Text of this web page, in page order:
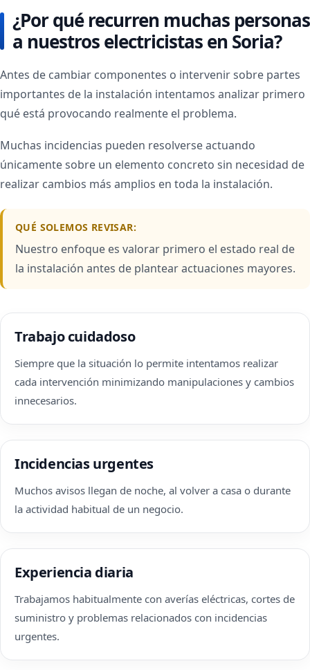
¿Por qué recurren muchas personas
a nuestros electricistas en Soria?
Antes de cambiar componentes o intervenir sobre partes
importantes de la instalación intentamos analizar primero
qué está provocando realmente el problema.
Muchas incidencias pueden resolverse actuando
únicamente sobre un elemento concreto sin necesidad de
realizar cambios más amplios en toda la instalación.
QUÉ SOLEMOS REVISAR:
Nuestro enfoque es valorar primero el estado real de
la instalación antes de plantear actuaciones mayores.
Trabajo cuidadoso
Siempre que la situación lo permite intentamos realizar
cada intervención minimizando manipulaciones y cambios
innecesarios.
Incidencias urgentes
Muchos avisos llegan de noche, al volver a casa o durante
la actividad habitual de un negocio.
Experiencia diaria
Trabajamos habitualmente con averías eléctricas, cortes de
suministro y problemas relacionados con incidencias
urgentes.